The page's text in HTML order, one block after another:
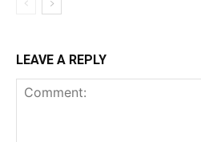
LEAVE A REPLY